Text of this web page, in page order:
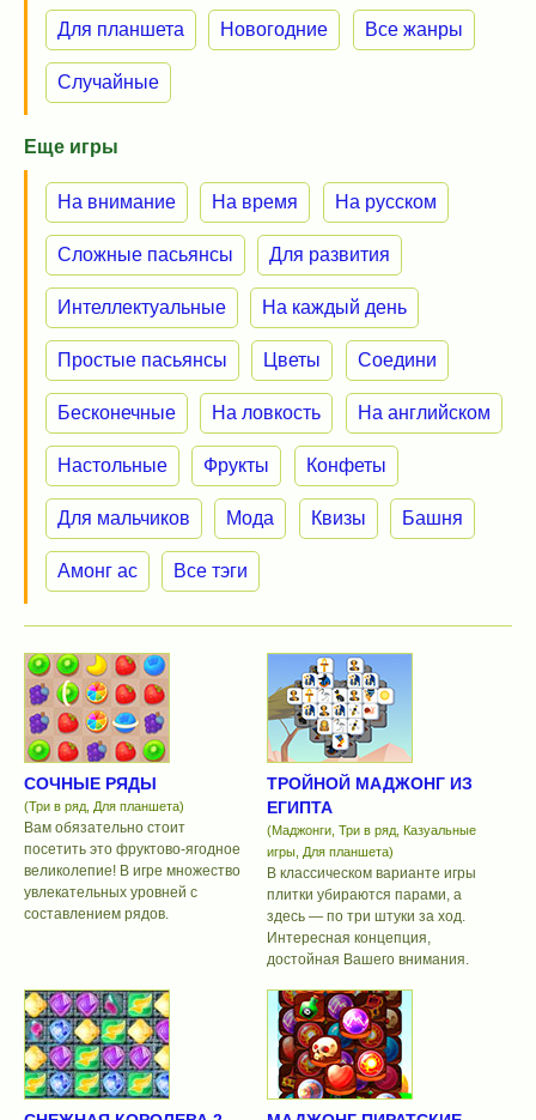
Для планшета Новогодние Все жанры
Случайные
Еще игры
На внимание На время На русском
Сложные пасьянсы Для развития
Интеллектуальные На каждый день
Простые пасьянсы Цветы Соедини
Бесконечные На ловкость На английском
Настольные Фрукты Конфеты
Для мальчиков Мода Квизы Башня
Амонг ас Все тэги
СОЧНЫЕ РЯДЫ
(Три в ряд, Для планшета)
Вам обязательно стоит
посетить это фруктово-ягодное
великолепие! В игре множество
увлекательных уровней с
составлением рядов.
ТРОЙНОЙ МАДЖОНГ ИЗ
ЕГИПТА
(Маджонги, Три в ряд, Казуальные
игры, Для планшета)
В классическом варианте игры
плитки убираются парами, а
здесь — по три штуки за ход.
Интересная концепция,
достойная Вашего внимания.